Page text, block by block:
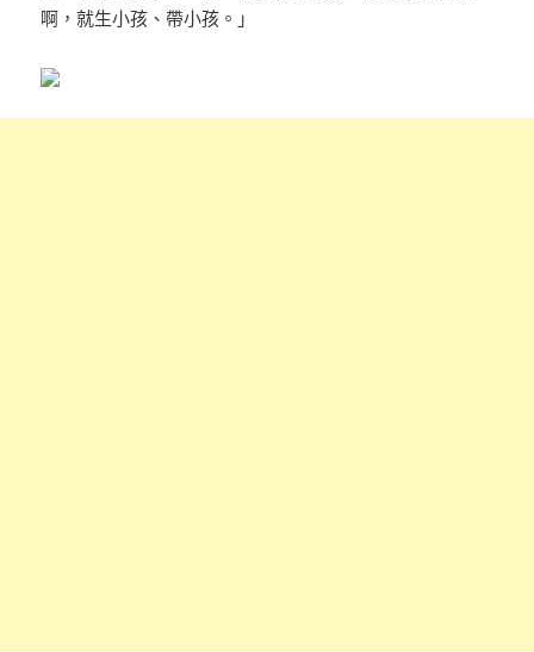
啊，就生小孩、帶小孩。」